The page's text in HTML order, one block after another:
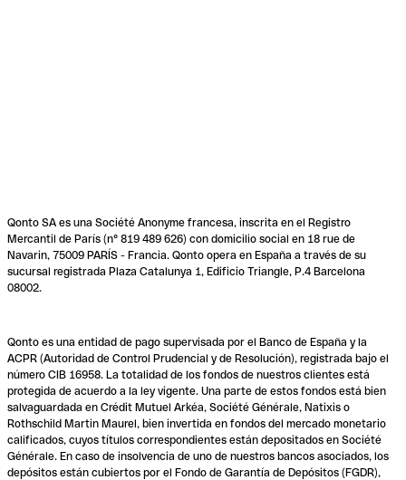
Qonto SA es una Société Anonyme francesa, inscrita en el Registro
Mercantil de París (n° 819 489 626) con domicilio social en 18 rue de
Navarin, 75009 PARÍS - Francia. Qonto opera en España a través de su
sucursal registrada Plaza Catalunya 1, Edificio Triangle, P.4 Barcelona
08002.
Qonto es una entidad de pago supervisada por el Banco de España y la
ACPR (Autoridad de Control Prudencial y de Resolución), registrada bajo el
número CIB 16958. La totalidad de los fondos de nuestros clientes está
protegida de acuerdo a la ley vigente. Una parte de estos fondos está bien
salvaguardada en Crédit Mutuel Arkéa, Société Générale, Natixis o
Rothschild Martin Maurel, bien invertida en fondos del mercado monetario
calificados, cuyos títulos correspondientes están depositados en Société
Générale. En caso de insolvencia de uno de nuestros bancos asociados, los
depósitos están cubiertos por el Fondo de Garantía de Depósitos (FGDR),